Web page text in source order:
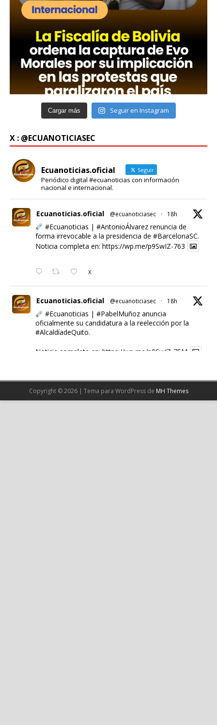
Cargar más Seguir en Instagram
X : @ECUANOTICIASEC
Ecuanoticias.oficial Seguir
Periódico digital #ecuanoticias con información
nacional e internacional.
Ecuanoticias.oficial @ecuanoticiasec · 18h
#Ecuanoticias | #AntonioÁlvarezrenuncia de
forma irrevocable a la presidencia de #BarcelonaSC.
Noticia completa en: https://wp.me/p9SwIZ-763
X
Ecuanoticias.oficial @ecuanoticiasec · 18h
#Ecuanoticias | #PabelMuñozanuncia
oficialmente su candidatura a la reelección por la
#AlcaldíadeQuito.
Noticia completa en: https://wp.me/p9SwIZ-75M
Cargar más
Copyright © 2026 | Tema para WordPress de MH Themes